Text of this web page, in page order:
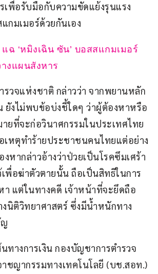
เพื่อรับมือกับความขัดแย้งรุนแรง
กมเมอร์ด้วยกันเอง
แฉ ‘หมิงเฉิน ซัน’ บอสสแกมเมอร์
งแผนสังหาร
รวจแห่งชาติ กล่าวว่า จากพยานหลัก
งไม่พบข้อบ่งชี้ใดๆ ว่าผู้ต้องหาหรือ
ายที่จะก่อวินาศกรรมในประเทศไทย
เหตุทำร้ายประชาชนคนไทยแต่อย่าง
หากล่าวอ้างว่าป่วยเป็นโรคซึมเศร้า
เพื่อฆ่าตัวตายนั้น ถือเป็นสิทธิในการ
า แต่ในทางคดี เจ้าหน้าที่จะยึดถือ
นิติวิทยาศาสตร์ ซึ่งมีน้ำหนักทาง
ทางการเงิน กองบัญชาการตำรวจ
ชญากรรมทางเทคโนโลยี (บช.สอท.)